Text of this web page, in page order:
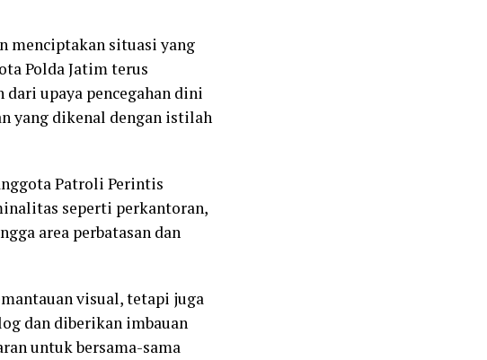
menciptakan situasi yang
Polda Jatim terus
upaya pencegahan dini
yang dikenal dengan istilah
Patroli Perintis
seperti perkantoran,
area perbatasan dan
visual, tetapi juga
dan diberikan imbauan
untuk bersama-sama